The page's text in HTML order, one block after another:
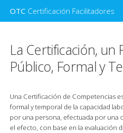
OTC Certificación Facilitadores
La Certificación, un
Público, Formal y
Una Certificación de Competencias
formal y temporal de la capacidad
por una persona, efectuada por una
el efecto, con base en la evaluación